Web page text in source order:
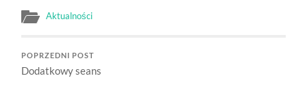
Aktualności
POPRZEDNI POST
Dodatkowy seans